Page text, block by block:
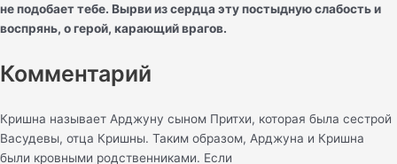
не подобает тебе. Вырви из сердца эту постыдную слабость и
воспрянь, о герой, карающий врагов.
Комментарий
Кришна называет Арджуну сыном Притхи, которая была сестрой
Васудевы, отца Кришны. Таким образом, Арджуна и Кришна
были кровными родственниками. Если